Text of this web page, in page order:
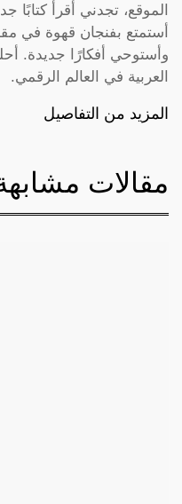
الموقع، تجدني أقرأ كتابًا
أستمتع بفنجان قهوة في
وأستوحي أفكارًا جديدة.
العربية في العالم الرقمي.
المزيد من التفاصيل
مقالات